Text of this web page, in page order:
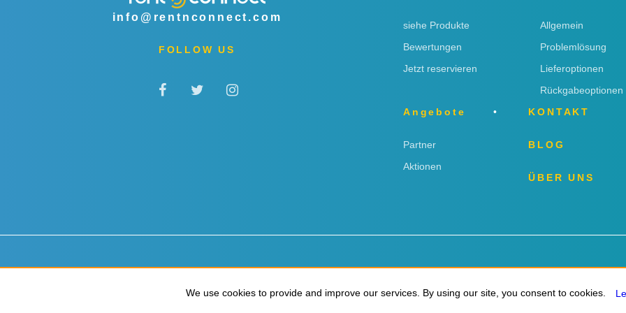
info@rentnconnect.com
FOLLOW US
siehe Produkte
Bewertungen
Jetzt reservieren
Allgemein
Problemlösung
Lieferoptionen
Rückgabeoptionen
Angebote
Partner
Aktionen
KONTAKT
BLOG
ÜBER UNS
We use cookies to provide and improve our services. By using our site, you consent to cookies.
We use cookies to provide and improve our services. By using our site, you consent to cookies.